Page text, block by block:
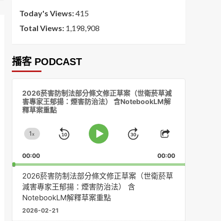
Today's Views:415
Total Views: 1,198,908
播客 PODCAST
2026菸害防制法部分條文修正草案（世衛菸草減
害專家王郁揚：煙害防治法） 含NotebookLM解
釋草案重點
Change
Rate
1x
Skip Play
Jump
Forward
Share
Episode
00:00 00:00
2026菸害防制法部分條文修正草案（世衛菸草
減害專家王郁揚：煙害防治法） 含
NotebookLM解釋草案重點
2026-02-21